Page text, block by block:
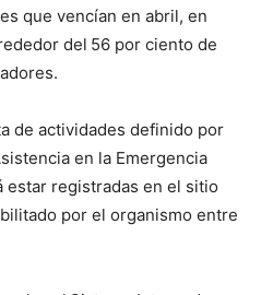
que vencían en abril, en
del 56 por ciento de
de actividades definido por
en la Emergencia
estar registradas en el sitio
por el organismo entre